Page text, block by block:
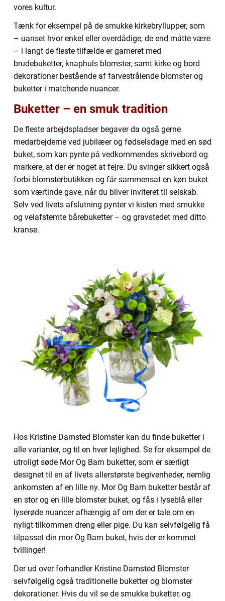
vores kultur.
Tænk for eksempel på de smukke kirkebryllupper, som
– uanset hvor enkel eller overdådige, de end måtte være
– i langt de fleste tilfælde er garneret med
brudebuketter, knaphuls blomster, samt kirke og bord
dekorationer bestående af farvestrålende blomster og
buketter i matchende nuancer.
Buketter – en smuk tradition
De fleste arbejdspladser begaver da også gerne
medarbejderne ved jubilæer og fødselsdage med en sød
buket, som kan pynte på vedkommendes skrivebord og
markere, at der er noget at fejre. Du svinger sikkert også
forbi blomsterbutikken og får sammensat en køn buket
som værtinde gave, når du bliver inviteret til selskab.
Selv ved livets afslutning pynter vi kisten med smukke
og velafstemte bårebuketter – og gravstedet med ditto
kranse.
Hos Kristine Damsted Blomster kan du finde buketter i
alle varianter, og til en hver lejlighed. Se for eksempel de
utroligt søde Mor Og Barn buketter, som er særligt
designet til en af livets allerstørste begivenheder, nemlig
ankomsten af en lille ny. Mor Og Barn buketter består af
en stor og en lille blomster buket, og fås i lyseblå eller
lyserøde nuancer afhængig af om der er tale om en
nyligt tilkommen dreng eller pige. Du kan selvfølgelig få
tilpasset din mor Og Barn buket, hvis der er kommet
tvillinger!
Der ud over forhandler Kristine Damsted Blomster
selvfølgelig også traditionelle buketter og blomster
dekorationer. Hvis du vil se de smukke buketter, og